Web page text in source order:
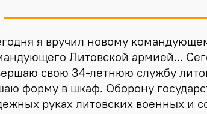
я вручил новому
Литовской армией...
свою 34-летнюю службу
форму в шкаф. Оборону
руках литовских военных и